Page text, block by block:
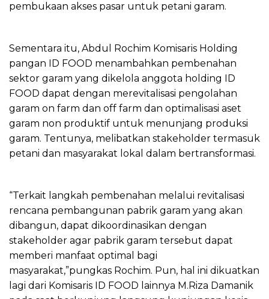
pembukaan akses pasar untuk petani garam.
Sementara itu, Abdul Rochim Komisaris Holding
pangan ID FOOD menambahkan pembenahan
sektor garam yang dikelola anggota holding ID
FOOD dapat dengan merevitalisasi pengolahan
garam on farm dan off farm dan optimalisasi aset
garam non produktif untuk menunjang produksi
garam. Tentunya, melibatkan stakeholder termasuk
petani dan masyarakat lokal dalam bertransformasi.
“Terkait langkah pembenahan melalui revitalisasi
rencana pembangunan pabrik garam yang akan
dibangun, dapat dikoordinasikan dengan
stakeholder agar pabrik garam tersebut dapat
memberi manfaat optimal bagi
masyarakat,”pungkas Rochim. Pun, hal ini dikuatkan
lagi dari Komisaris ID FOOD lainnya M.Riza Damanik